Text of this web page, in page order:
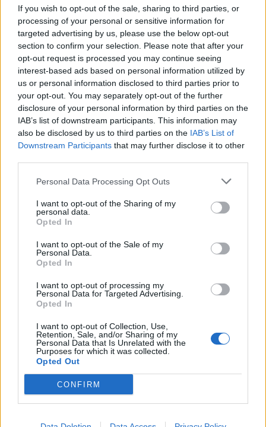
If you wish to opt-out of the sale, sharing to third parties, or
processing of your personal or sensitive information for
targeted advertising by us, please use the below opt-out
section to confirm your selection. Please note that after your
opt-out request is processed you may continue seeing
interest-based ads based on personal information utilized by
us or personal information disclosed to third parties prior to
your opt-out. You may separately opt-out of the further
disclosure of your personal information by third parties on the
IAB’s list of downstream participants. This information may
also be disclosed by us to third parties on the IAB’s List of
Downstream Participants that may further disclose it to other
Personal Data Processing Opt Outs
I want to opt-out of the Sharing of my
personal data.
Opted In
I want to opt-out of the Sale of my
Personal Data.
Opted In
I want to opt-out of processing my
Personal Data for Targeted Advertising.
Opted In
I want to opt-out of Collection, Use,
Retention, Sale, and/or Sharing of my
Personal Data that Is Unrelated with the
Purposes for which it was collected.
Opted Out
CONFIRM
διευρυμένα ωράρια και τις
συνθήκες εργασίας στα εμπορικά
καταστήματα
ΔΡΑΣΕΙΣ
Έκκληση για νέο πυροσβεστικό
όχημα στο Πλωμάρι
Ξεκίνησε εκστρατεία
συγκέντρωσης χρημάτων για την
αγορά νέου πυροσβεστικού
οχήματος 4Χ4
ΔΡΑΣΕΙΣ
ειρήνης στο Πολύκεντρο
Κατάμεστη η αίθουσα στην
προβολή της ταινίας «Διωγμένοι
για την ειρήνη – Όταν οι Έλληνες
παρουσία του σκηνοθέτη Osman
Okkan
ΔΡΑΣΕΙΣ
Με το ποδήλατο από το Βέλγιο
μέχρι τη Μυτιλήνη
την Ευρώπη σε μια προσωπική
δοκιμασία αντοχής με τελικό
προορισμό την ιδιαίτερη πατρίδα
της συντρόφου του
ΡΕΠΟΡΤΑΖ ΕΚΠΑΙΔΕΥΣΗ
Η επόμενη μέρα στα σχολεία της